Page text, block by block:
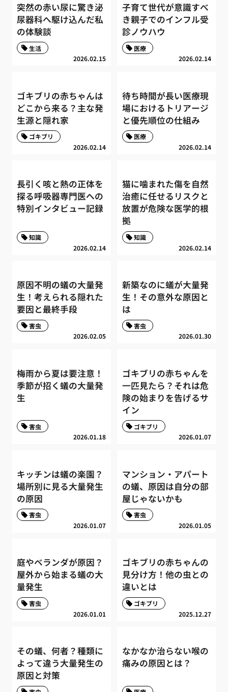
突然の赤い尿に驚き泌
尿器科へ駆け込んだ私
の体験談
2026.02.15
生活
子育て世代が意識すべ
き親子でのインフル受
診ノウハウ
2026.02.14
医療
ゴキブリの赤ちゃんは
どこから来る？主な発
生源と隠れ家
2026.02.14
ゴキブリ
待ち時間が長い医療現
場におけるトリアージ
と優先順位の仕組み
2026.02.14
医療
長引く咳と熱の正体を
探る呼吸器専門医への
特別インタビュー記録
2026.02.14
知識
猫に噛まれた傷を自然
治癒に任せるリスクと
放置が危険な医学的根
拠
2026.02.14
知識
原因不明の蟻の大量発
生！考えられる隠れた
要因と最終手段
2026.02.05
害虫
新築なのに蟻が大量発
生！その意外な原因と
は
2026.01.30
害虫
梅雨から夏は要注意！
季節が招く蟻の大量発
生
2026.01.18
害虫
ゴキブリの赤ちゃんを
一匹見たら？それは危
険の始まりを告げるサ
イン
2026.01.07
ゴキブリ
キッチンは蟻の楽園？
場所別に見る大量発生
の原因
2026.01.07
害虫
マンション・アパート
の蟻、原因は自分の部
屋じゃないかも
2026.01.05
害虫
庭やベランダが原因？
屋外から始まる蟻の大
量発生
2026.01.01
害虫
ゴキブリの赤ちゃんの
見分け方！他の虫との
違いとは
2025.12.27
ゴキブリ
その蟻、何者？種類に
よって違う大量発生の
原因と対策
なかなか治らない喉の
痛みの原因とは？